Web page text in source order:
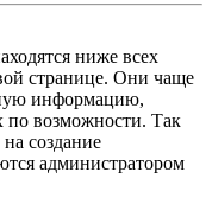
ниже всех
странице. Они чаще
информацию,
по возможности. Так
создание
администратором